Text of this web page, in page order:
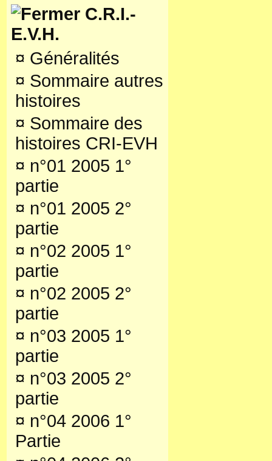
C.R.I.-
E.V.H.
¤ Généralités
¤ Sommaire autres
histoires
¤ Sommaire des
histoires CRI-EVH
¤ n°01 2005 1°
partie
¤ n°01 2005 2°
partie
¤ n°02 2005 1°
partie
¤ n°02 2005 2°
partie
¤ n°03 2005 1°
partie
¤ n°03 2005 2°
partie
¤ n°04 2006 1°
Partie